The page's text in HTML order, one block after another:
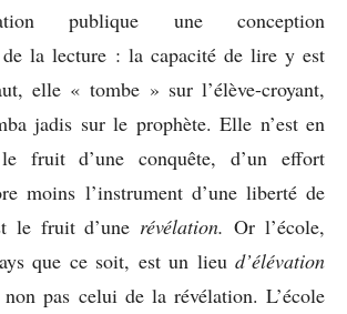
publique une conception
de la lecture : la capacité de lire y est
elle « tombe » sur l’élève-croyant,
jadis sur le prophète. Elle n’est en
fruit d’une conquête, d’un effort
moins l’instrument d’une liberté de
le fruit d’une révélation. Or l’école,
que ce soit, est un lieu d’élévation
pas celui de la révélation. L’école